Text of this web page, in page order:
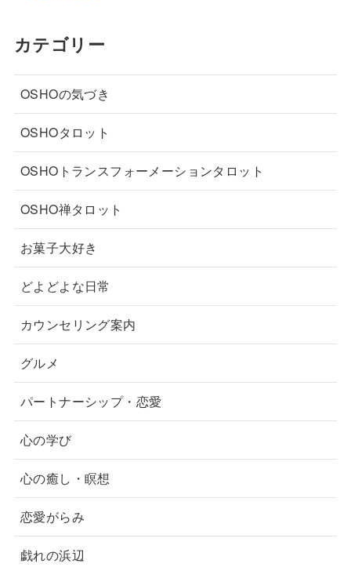
カテゴリー
OSHOの気づき
OSHOタロット
OSHOトランスフォーメーションタロット
OSHO禅タロット
お菓子大好き
どよどよな日常
カウンセリング案内
グルメ
パートナーシップ・恋愛
心の学び
心の癒し・瞑想
恋愛がらみ
戯れの浜辺